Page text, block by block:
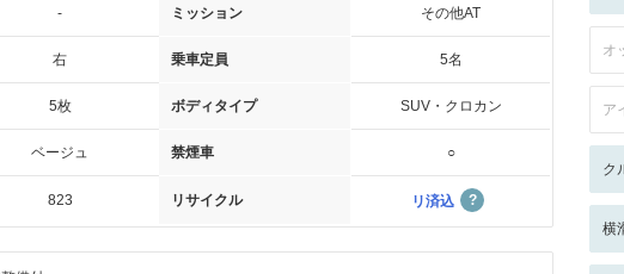
- ミッション その他AT
右 乗車定員 5名
5枚 ボディタイプ SUV・クロカン
ベージュ 禁煙車 ○
823 リサイクル リ済込
オ
ア
ク
横